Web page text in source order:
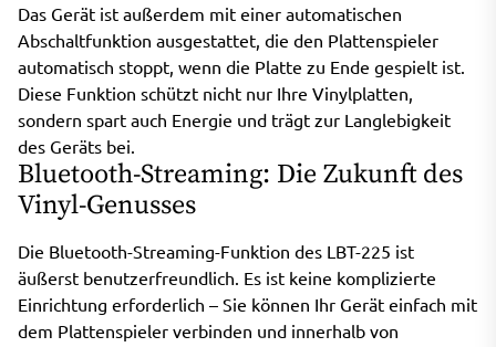
Das Gerät ist außerdem mit einer automatischen
Abschaltfunktion ausgestattet, die den Plattenspieler
automatisch stoppt, wenn die Platte zu Ende gespielt ist.
Diese Funktion schützt nicht nur Ihre Vinylplatten,
sondern spart auch Energie und trägt zur Langlebigkeit
des Geräts bei.
Bluetooth-Streaming: Die Zukunft des
Vinyl-Genusses
Die Bluetooth-Streaming-Funktion des LBT-225 ist
äußerst benutzerfreundlich. Es ist keine komplizierte
Einrichtung erforderlich – Sie können Ihr Gerät einfach mit
dem Plattenspieler verbinden und innerhalb von